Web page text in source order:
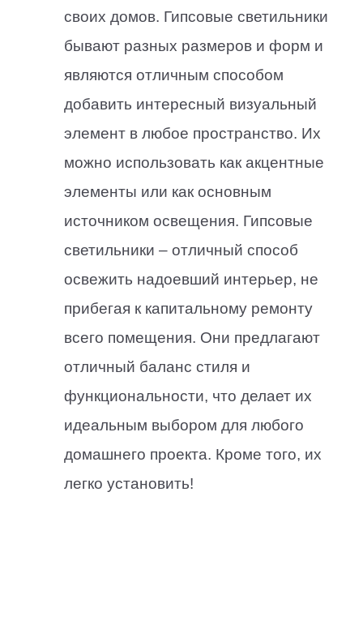
своих домов. Гипсовые светильники
бывают разных размеров и форм и
являются отличным способом
добавить интересный визуальный
элемент в любое пространство. Их
можно использовать как акцентные
элементы или как основным
источником освещения. Гипсовые
светильники – отличный способ
освежить надоевший интерьер, не
прибегая к капитальному ремонту
всего помещения. Они предлагают
отличный баланс стиля и
функциональности, что делает их
идеальным выбором для любого
домашнего проекта. Кроме того, их
легко установить!